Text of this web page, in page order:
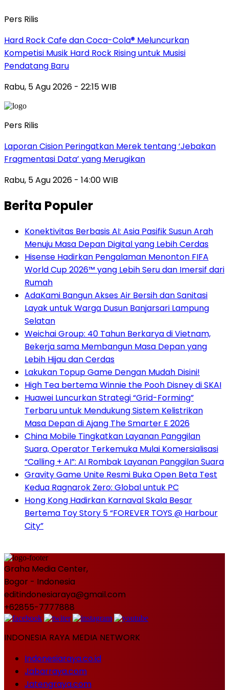
Pers Rilis
Hard Rock Cafe dan Coca-Cola® Meluncurkan
Kompetisi Musik Hard Rock Rising untuk Musisi
Pendatang Baru
Rabu, 5 Agu 2026 - 22:15 WIB
Pers Rilis
Laporan Cision Peringatkan Merek tentang ‘Jebakan
Fragmentasi Data’ yang Merugikan
Rabu, 5 Agu 2026 - 14:00 WIB
Berita Populer
Konektivitas Berbasis AI: Asia Pasifik Susun Arah
Menuju Masa Depan Digital yang Lebih Cerdas
Hisense Hadirkan Pengalaman Menonton FIFA
World Cup 2026™ yang Lebih Seru dan Imersif dari
Rumah
AdaKami Bangun Akses Air Bersih dan Sanitasi
Layak untuk Warga Dusun Banjarsari Lampung
Selatan
Weichai Group: 40 Tahun Berkarya di Vietnam,
Bekerja sama Membangun Masa Depan yang
Lebih Hijau dan Cerdas
Lakukan Topup Game Dengan Mudah Disini!
High Tea bertema Winnie the Pooh Disney di SKAI
Huawei Luncurkan Strategi “Grid-Forming”
Terbaru untuk Mendukung Sistem Kelistrikan
Masa Depan di Ajang The Smarter E 2026
China Mobile Tingkatkan Layanan Panggilan
Suara, Operator Terkemuka Mulai Komersialisasi
“Calling + AI”: AI Rombak Layanan Panggilan Suara
Gravity Game Unite Resmi Buka Open Beta Test
Kedua Ragnarok Zero: Global untuk PC
Hong Kong Hadirkan Karnaval Skala Besar
Bertema Toy Story 5 “FOREVER TOYS @ Harbour
City”
Graha Media Center,
Bogor - Indonesia
editindonesiaraya@gmail.com
+62855-7777888
INDONESIA RAYA MEDIA NETWORK
Indonesiaraya.co.id
Jabarraya.com
Jatengraya.com